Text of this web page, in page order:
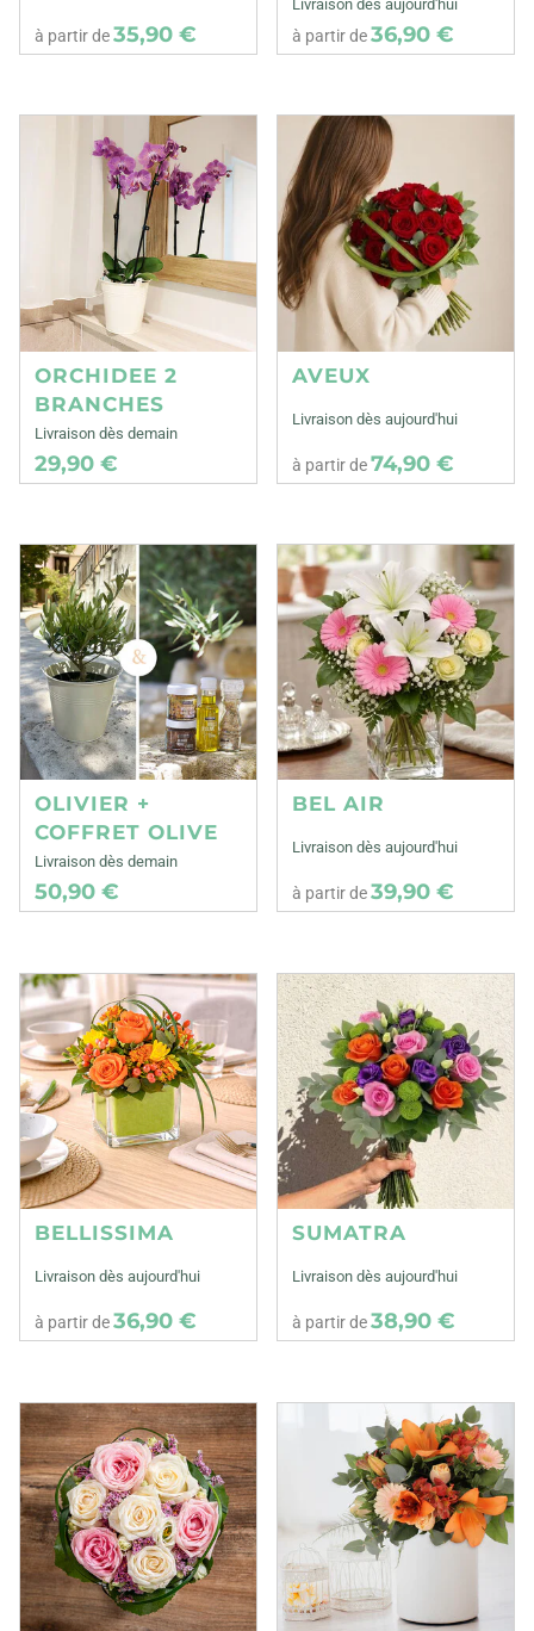
à partir de35,90 €
Livraison dès aujourd'hui
à partir de36,90 €
ORCHIDEE 2
BRANCHES
Livraison dès demain
29,90 €
AVEUX
Livraison dès aujourd'hui
à partir de74,90 €
OLIVIER +
COFFRET OLIVE
Livraison dès demain
50,90 €
BEL AIR
Livraison dès aujourd'hui
à partir de39,90 €
BELLISSIMA
Livraison dès aujourd'hui
à partir de36,90 €
SUMATRA
Livraison dès aujourd'hui
à partir de38,90 €